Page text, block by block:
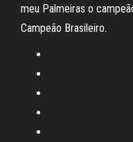
meu Palmeiras o
Campeão Brasileiro.